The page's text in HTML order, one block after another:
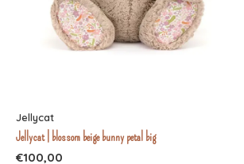
Jellycat
Jellycat | blossom beige bunny petal big
€100,00